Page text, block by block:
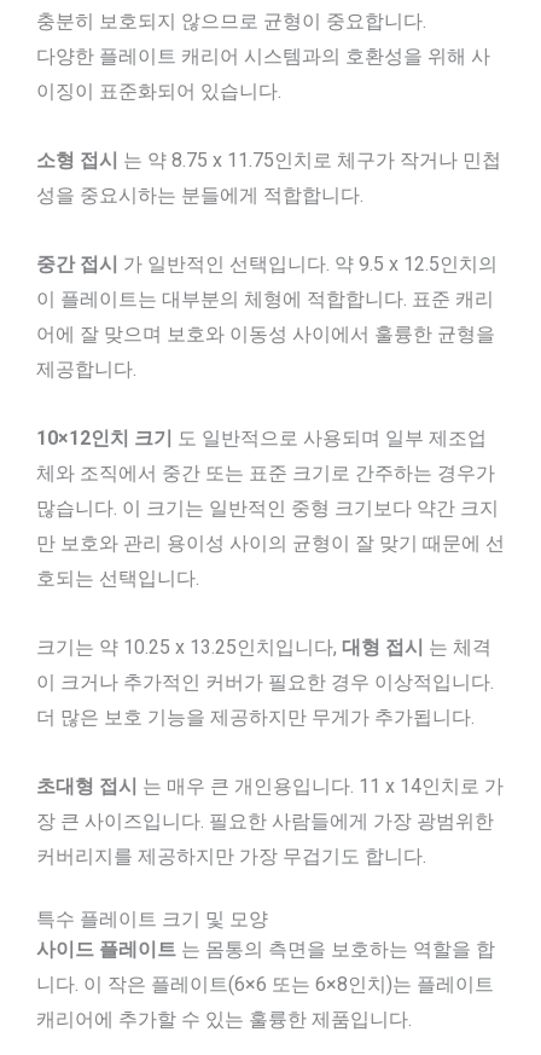
충분히 보호되지 않으므로 균형이 중요합니다.
다양한 플레이트 캐리어 시스템과의 호환성을 위해 사
이징이 표준화되어 있습니다.
소형 접시 는 약 8.75 x 11.75인치로 체구가 작거나 민첩
성을 중요시하는 분들에게 적합합니다.
중간 접시 가 일반적인 선택입니다. 약 9.5 x 12.5인치의
이 플레이트는 대부분의 체형에 적합합니다. 표준 캐리
어에 잘 맞으며 보호와 이동성 사이에서 훌륭한 균형을
제공합니다.
10×12인치 크기 도 일반적으로 사용되며 일부 제조업
체와 조직에서 중간 또는 표준 크기로 간주하는 경우가
많습니다. 이 크기는 일반적인 중형 크기보다 약간 크지
만 보호와 관리 용이성 사이의 균형이 잘 맞기 때문에 선
호되는 선택입니다.
크기는 약 10.25 x 13.25인치입니다, 대형 접시 는 체격
이 크거나 추가적인 커버가 필요한 경우 이상적입니다.
더 많은 보호 기능을 제공하지만 무게가 추가됩니다.
초대형 접시 는 매우 큰 개인용입니다. 11 x 14인치로 가
장 큰 사이즈입니다. 필요한 사람들에게 가장 광범위한
커버리지를 제공하지만 가장 무겁기도 합니다.
특수 플레이트 크기 및 모양
사이드 플레이트 는 몸통의 측면을 보호하는 역할을 합
니다. 이 작은 플레이트(6×6 또는 6×8인치)는 플레이트
캐리어에 추가할 수 있는 훌륭한 제품입니다.